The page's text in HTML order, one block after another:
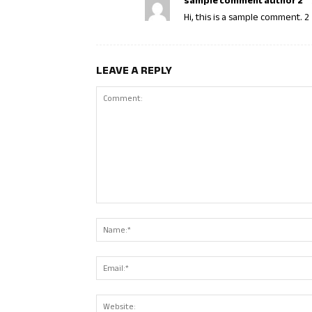
Hi, this is a sample comment. 2
LEAVE A REPLY